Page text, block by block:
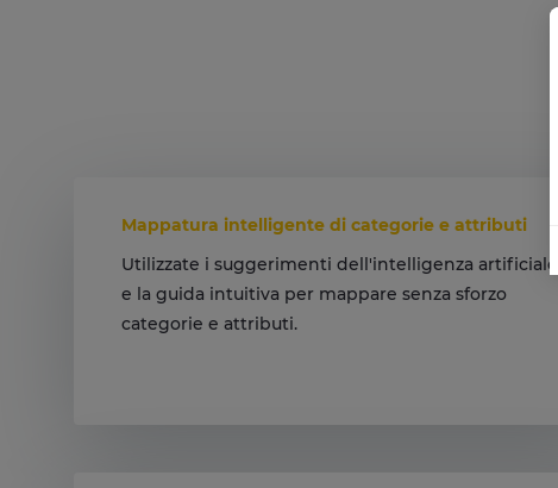
Mappatura intelligente di categorie e attributi
Utilizzate i suggerimenti dell'intelligenza artificiale
e la guida intuitiva per mappare senza sforzo
categorie e attributi.